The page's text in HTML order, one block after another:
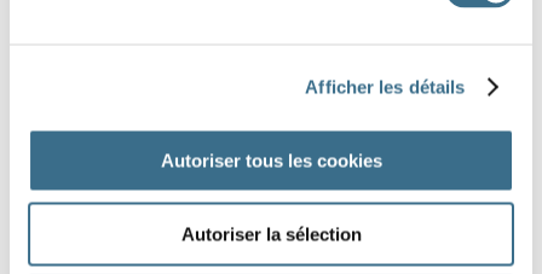
Afficher les détails
Autoriser tous les cookies
Autoriser la sélection